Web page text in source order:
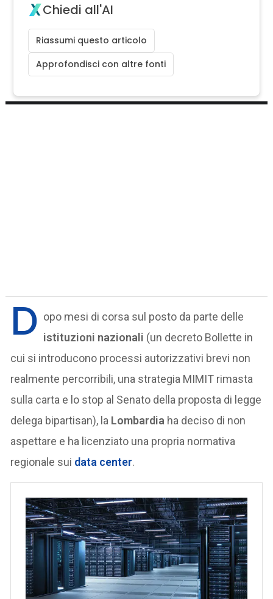
Chiedi all'AI
Riassumi questo articolo
Approfondisci con altre fonti
D opo mesi di corsa sul posto da parte delle
istituzioni nazionali (un decreto Bollette in
cui si introducono processi autorizzativi brevi non
realmente percorribili, una strategia MIMIT rimasta
sulla carta e lo stop al Senato della proposta di legge
delega bipartisan), la Lombardia ha deciso di non
aspettare e ha licenziato una propria normativa
regionale sui data center.